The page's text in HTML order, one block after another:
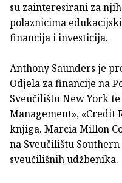
su zainteresirani za
polaznicima
financija i investicija.
Anthony Saunders je
Odjela za financije na
Sveučilištu New York
Management», «Credit
knjiga. Marcia Millon
na Sveučilištu
sveučilišnih udžbenika.